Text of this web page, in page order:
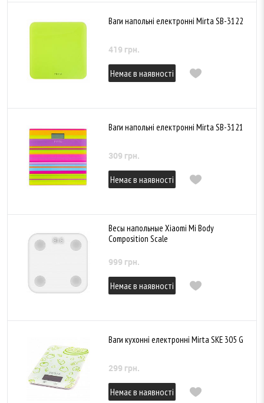
Ваги напольні електронні Mirta SB-3122
419 грн.
Немає в наявності
Ваги напольні електронні Mirta SB-3121
309 грн.
Немає в наявності
Весы напольные Xiaomi Mi Body
Composition Scale
999 грн.
Немає в наявності
Ваги кухонні електронні Mirta SKE 305 G
299 грн.
Немає в наявності